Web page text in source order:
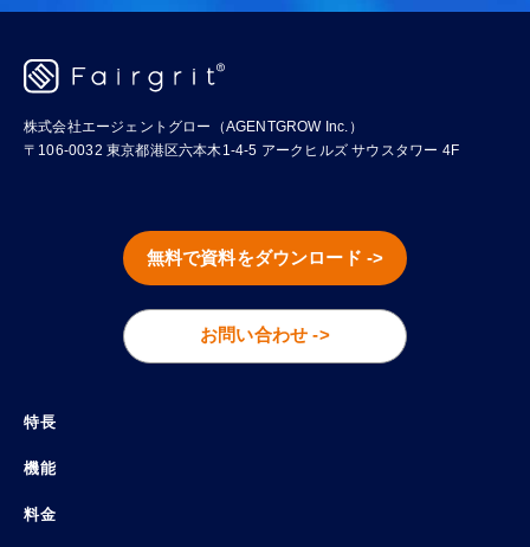
株式会社エージェントグロー（AGENTGROW Inc.）
〒106-0032 東京都港区六本木1-4-5 アークヒルズ サウスタワー 4F
無料で資料をダウンロード ->
お問い合わせ ->
特長
機能
料金